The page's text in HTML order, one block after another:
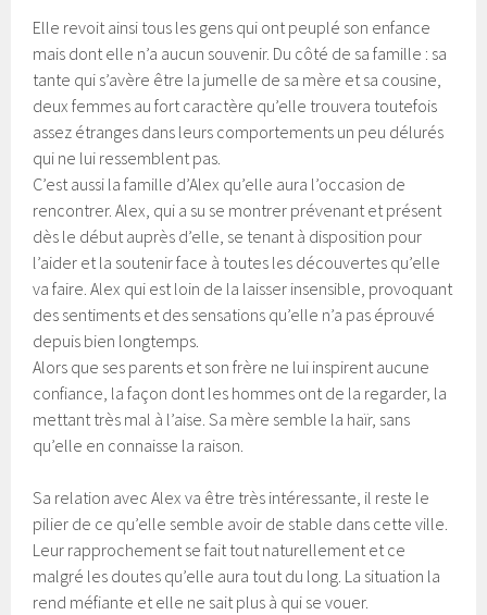
Elle revoit ainsi tous les gens qui ont peuplé son enfance
mais dont elle n’a aucun souvenir. Du côté de sa famille : sa
tante qui s’avère être la jumelle de sa mère et sa cousine,
deux femmes au fort caractère qu’elle trouvera toutefois
assez étranges dans leurs comportements un peu délurés
qui ne lui ressemblent pas.
C’est aussi la famille d’Alex qu’elle aura l’occasion de
rencontrer. Alex, qui a su se montrer prévenant et présent
dès le début auprès d’elle, se tenant à disposition pour
l’aider et la soutenir face à toutes les découvertes qu’elle
va faire. Alex qui est loin de la laisser insensible, provoquant
des sentiments et des sensations qu’elle n’a pas éprouvé
depuis bien longtemps.
Alors que ses parents et son frère ne lui inspirent aucune
confiance, la façon dont les hommes ont de la regarder, la
mettant très mal à l’aise. Sa mère semble la haïr, sans
qu’elle en connaisse la raison.
Sa relation avec Alex va être très intéressante, il reste le
pilier de ce qu’elle semble avoir de stable dans cette ville.
Leur rapprochement se fait tout naturellement et ce
malgré les doutes qu’elle aura tout du long. La situation la
rend méfiante et elle ne sait plus à qui se vouer.